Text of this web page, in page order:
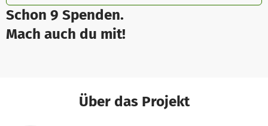
Schon 9 Spenden.
Mach auch du mit!
Über das Projekt